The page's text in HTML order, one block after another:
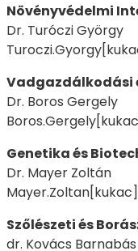
Növényvédelmi
Dr. Turóczi György
Vadgazdálkodási
Dr. Boros Gergely
Genetika és
Dr. Mayer Zoltán
Szőlészeti és
dr. Kovács